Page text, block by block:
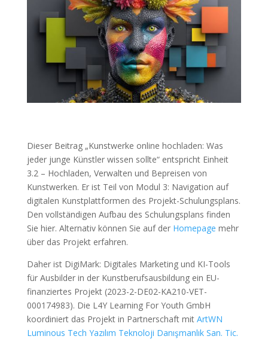
Dieser Beitrag „Kunstwerke online hochladen: Was
jeder junge Künstler wissen sollte“ entspricht Einheit
3.2 – Hochladen, Verwalten und Bepreisen von
Kunstwerken. Er ist Teil von Modul 3: Navigation auf
digitalen Kunstplattformen des Projekt-Schulungsplans.
Den vollständigen Aufbau des Schulungsplans finden
Sie hier. Alternativ können Sie auf der Homepage mehr
über das Projekt erfahren.
Daher ist DigiMark: Digitales Marketing und KI-Tools
für Ausbilder in der Kunstberufsausbildung ein EU-
finanziertes Projekt (2023-2-DE02-KA210-VET-
000174983). Die L4Y Learning For Youth GmbH
koordiniert das Projekt in Partnerschaft mit ArtWN
Luminous Tech Yazılım Teknoloji Danışmanlık San. Tic.